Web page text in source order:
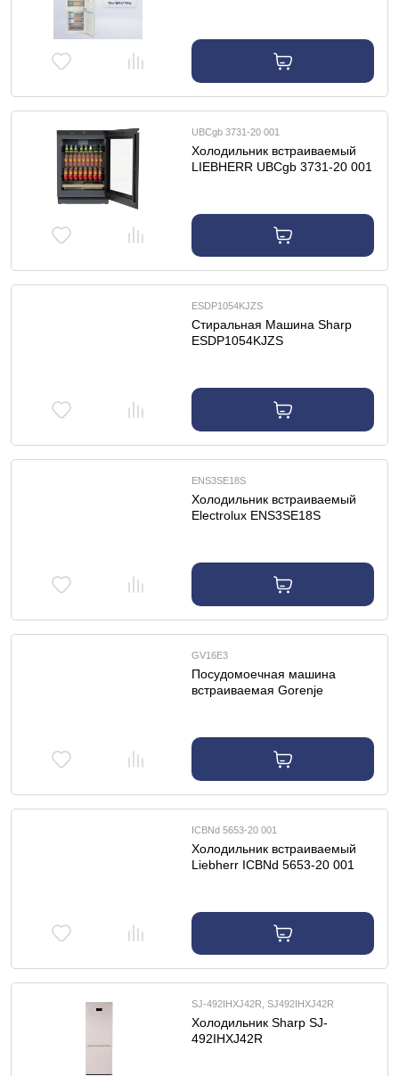
UBCgb 3731-20 001
Холодильник встраиваемый
LIEBHERR UBCgb 3731-20 001
ESDP1054KJZS
Cтиральная Машина Sharp
ESDP1054KJZS
ENS3SE18S
Холодильник встраиваемый
Electrolux ENS3SE18S
GV16E3
Посудомоечная машина
встраиваемая Gorenje
ICBNd 5653-20 001
Холодильник встраиваемый
Liebherr ICBNd 5653-20 001
SJ-492IHXJ42R, SJ492IHXJ42R
Холодильник Sharp SJ-
492IHXJ42R